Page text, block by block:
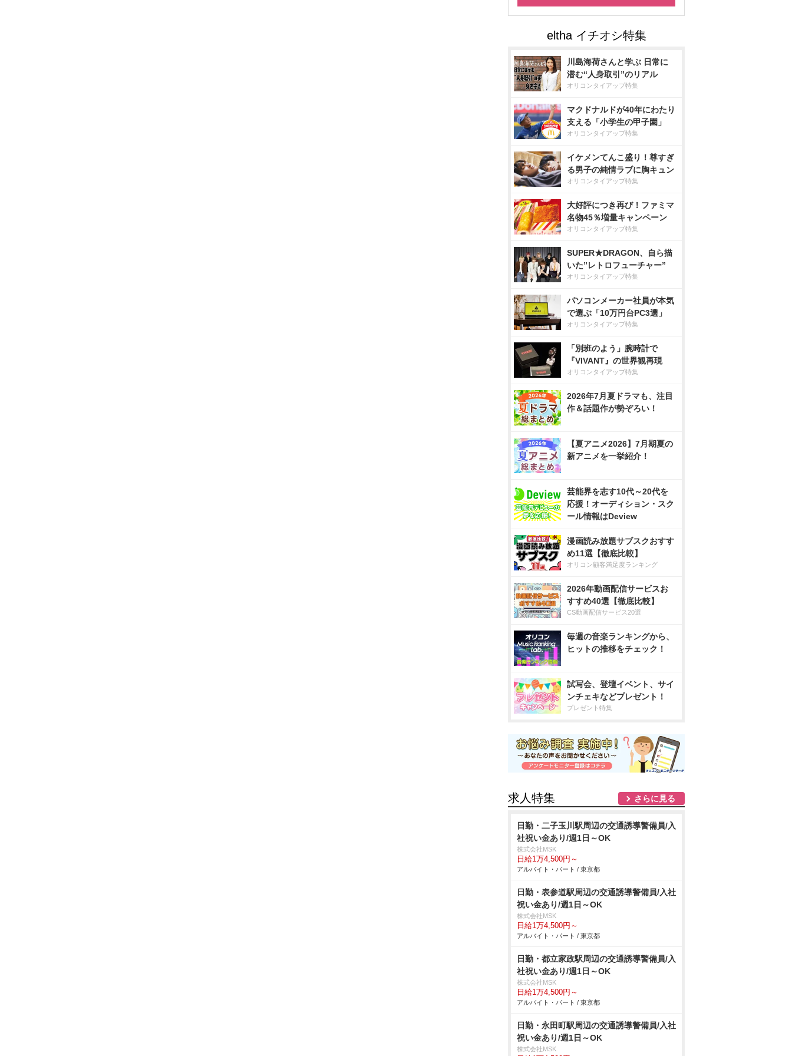
川島海荷さんと学ぶ 日常に
潜む“人身取引”のリアル
オリコンタイアップ特集
マクドナルドが40年にわたり
支える「小学生の甲子園」
オリコンタイアップ特集
イケメンてんこ盛り！尊すぎ
る男子の純情ラブに胸キュン
オリコンタイアップ特集
大好評につき再び！ファミマ
名物45％増量キャンペーン
オリコンタイアップ特集
SUPER★DRAGON、自ら描
いた”レトロフューチャー”
オリコンタイアップ特集
パソコンメーカー社員が本気
で選ぶ「10万円台PC3選」
オリコンタイアップ特集
「別班のよう」腕時計で
『VIVANT』の世界観再現
オリコンタイアップ特集
2026年7月夏ドラマも、注目
作＆話題作が勢ぞろい！
【夏アニメ2026】7月期夏の
新アニメを一挙紹介！
芸能界を志す10代～20代を
応援！オーディション・スク
ール情報はDeview
漫画読み放題サブスクおすす
め11選【徹底比較】
オリコン顧客満足度ランキング
2026年動画配信サービスお
すすめ40選【徹底比較】
CS動画配信サービス20選
毎週の音楽ランキングから、
ヒットの推移をチェック！
試写会、登壇イベント、サイ
ンチェキなどプレゼント！
プレゼント特集
求人特集 さらに見る
日勤・二子玉川駅周辺の交通誘導警備員/入
社祝い金あり/週1日～OK
株式会社MSK
日給1万4,500円～
アルバイト・パート / 東京都
日勤・表参道駅周辺の交通誘導警備員/入社
祝い金あり/週1日～OK
株式会社MSK
日給1万4,500円～
アルバイト・パート / 東京都
日勤・都立家政駅周辺の交通誘導警備員/入
社祝い金あり/週1日～OK
株式会社MSK
日給1万4,500円～
アルバイト・パート / 東京都
日勤・永田町駅周辺の交通誘導警備員/入社
祝い金あり/週1日～OK
株式会社MSK